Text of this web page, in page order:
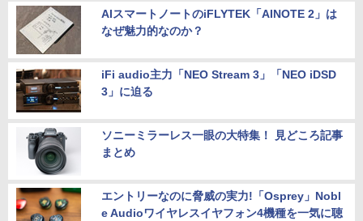
AIスマートノートのiFLYTEK「AINOTE 2」は
なぜ魅力的なのか？
iFi audio主力「NEO Stream 3」「NEO iDSD
3」に迫る
ソニーミラーレス一眼の大特集！ 見どころ記事
まとめ
エントリーなのに脅威の実力!「Osprey」Nobl
e Audioワイヤレスイヤフォン4機種を一気に聴